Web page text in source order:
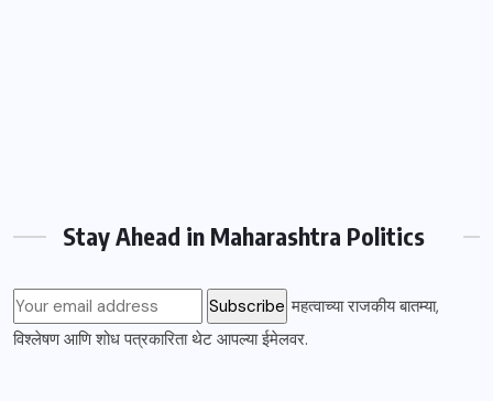
Stay Ahead in Maharashtra Politics
महत्वाच्या राजकीय बातम्या,
विश्लेषण आणि शोध पत्रकारिता थेट आपल्या ईमेलवर.